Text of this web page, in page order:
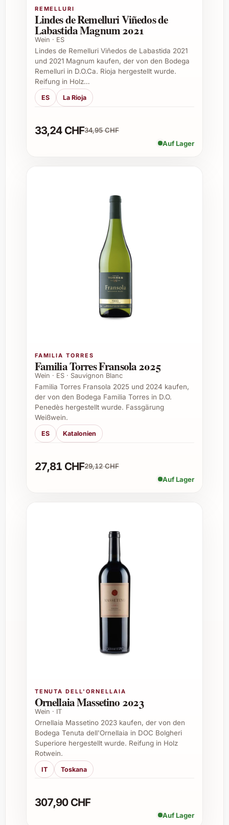
Empfehlungen für den Genuss:
Passt hervorragend zu festlichen
Fleischgerichten, Wild und gereiftem
Käse
Ideal als Begleiter zu einem gemütlichen
Abendessen oder einem besonderen
Genuss-Moment
Auch als Geschenk für Weinliebhaber
Anlässe für Tenuta Luce La Vite Lucente
Weihnachten und Silvester
Firmenfeiern und besondere
Geschäftstermine
Sommerfeste und Grillabende
Danke-Geschenke oder private
Häufig gestellte Fragen zu Tenuta
Luce La Vite Lucente 2022
Der Wein wird aus den beiden erlesenen
Rebsorten Merlot und Cabernet Sauvignon
hergestellt, was ihm seine raffinierte Struktur
und Tiefe verleiht.
2. Wie sollte der Wein am besten serviert
werden?
Celsius ist ideal, um die volle Aromenvielfalt
zu entfalten. Ein Dekantieren von etwa 30
Er harmoniert wunderbar mit kräftigen
Fleischgerichten wie Rinderbraten, Wild und
reifem Käse, ergänzt aber auch
ausgezeichnet mediterrane Speisen.
4. Wie lange kann man den Tenuta Luce La
Vite Lucente 2022 lagern?
Dank seiner hervorragenden Struktur ist
Komplexität gewinnt.
5. Ist der Wein vegan oder enthält er
tierische Bestandteile?
Tenuta Luce La Vite Lucente 2022 wird ohne
tierische Hilfsmittel bei der Klärung
hergestellt und ist somit für eine vegane
6. Woher stammt der Wein genau?
REMELLURI
Lindes de Remelluri Viñedos de
Labastida Magnum 2021
Wein · ES
Lindes de Remelluri Viñedos de Labastida 2021
und 2021 Magnum kaufen, der von den Bodega
Remelluri in D.O.Ca. Rioja hergestellt wurde.
Reifung in Holz…
ES La Rioja
33,24 CHF34,95 CHF
Auf Lager
FAMILIA TORRES
Familia Torres Fransola 2025
Wein · ES · Sauvignon Blanc
Familia Torres Fransola 2025 und 2024 kaufen,
der von den Bodega Familia Torres in D.O.
Penedès hergestellt wurde. Fassgärung
Weißwein.
ES Katalonien
27,81 CHF29,12 CHF
Auf Lager
TENUTA DELL'ORNELLAIA
Ornellaia Massetino 2023
Wein · IT
Ornellaia Massetino 2023 kaufen, der von den
Bodega Tenuta dell'Ornellaia in DOC Bolgheri
Superiore hergestellt wurde. Reifung in Holz
Rotwein.
IT Toskana
307,90 CHF
Auf Lager